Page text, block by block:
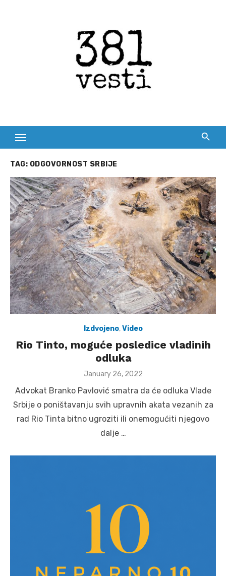
TAG: ODGOVORNOST SRBIJE
Izdvojeno,Video
Rio Tinto, moguće posledice vladinih
odluka
Posted
January 26, 2022
Advokat Branko Pavlović smatra da će odluka Vlade
Srbije o poništavanju svih upravnih akata vezanih za
rad Rio Tinta bitno ugroziti ili onemogućiti njegovo
dalje …